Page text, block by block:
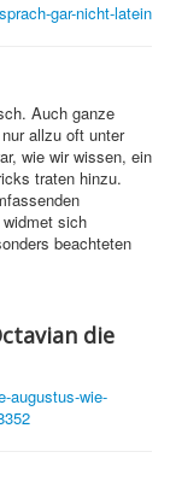
gar-nicht-latein
Auch ganze
allzu oft unter
wie wir wissen, ein
traten hinzu.
sich
beachteten
die
augustus-wie-